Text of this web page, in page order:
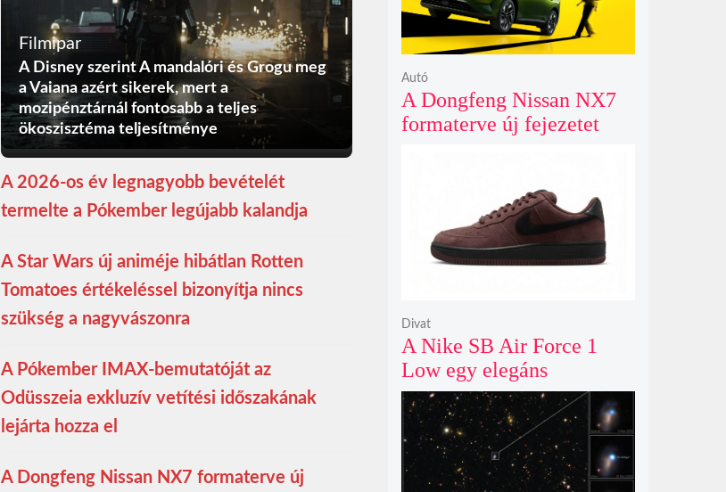
Filmipar
A Disney szerint A mandalóri és Grogu meg
a Vaiana azért sikerek, mert a
mozipénztárnál fontosabb a teljes
ökoszisztéma teljesítménye
A 2026-os év legnagyobb bevételét
termelte a Pókember legújabb kalandja
A Star Wars új animéje hibátlan Rotten
Tomatoes értékeléssel bizonyítja nincs
szükség a nagyvászonra
A Pókember IMAX-bemutatóját az
Odüsszeia exkluzív vetítési időszakának
lejárta hozza el
A Dongfeng Nissan NX7 formaterve új
A Dongfeng Nissan NX7
formaterve új fejezetet
Autó
A Nike SB Air Force 1
Low egy elegáns
világosbarna
színváltozatban bukkant
fel újra
Divat